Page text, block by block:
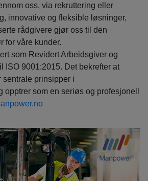
oss, via rekruttering eller
innovative og fleksible løsninger,
rådgivere gjør oss til den
for våre kunder.
som Revidert Arbeidsgiver og
ISO 9001:2015. Det bekrefter at
sentrale prinsipper i
som en seriøs og profesjonell